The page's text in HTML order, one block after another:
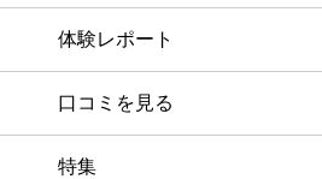
体験レポート
口コミを見る
特集